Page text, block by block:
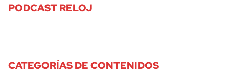
PODCAST RELOJ
CATEGORÍAS DE CONTENIDOS